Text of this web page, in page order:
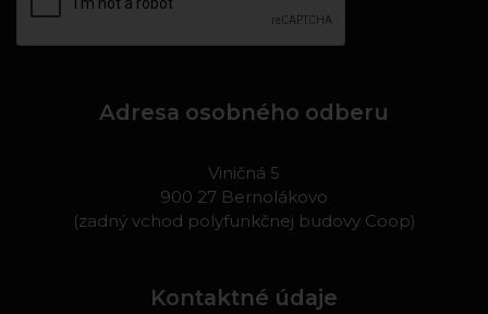
Adresa osobného odberu
Viničná 5
900 27 Bernolákovo
(zadný vchod polyfunkčnej budovy Coop)
Kontaktné údaje